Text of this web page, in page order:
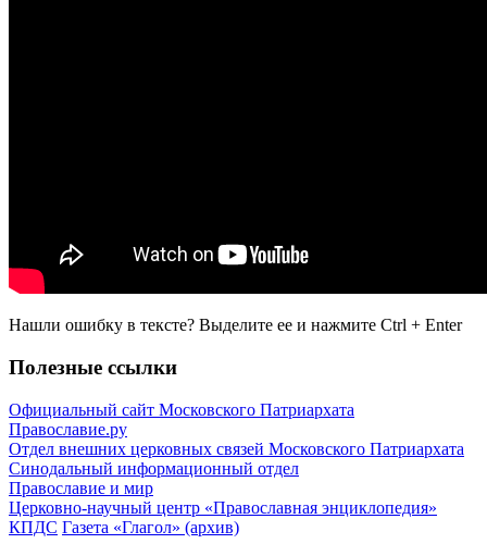
Нашли ошибку в тексте? Выделите ее и нажмите Ctrl + Enter
Полезные ссылки
Официальный сайт Московского Патриархата
Православие.ру
Отдел внешних церковных связей Московского Патриархата
Синодальный информационный отдел
Православие и мир
Церковно-научный центр «Православная энциклопедия»
КПДС Газета «Глагол» (архив)